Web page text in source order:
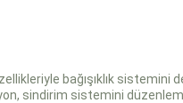
bağışıklık sistemini
sindirim sistemini